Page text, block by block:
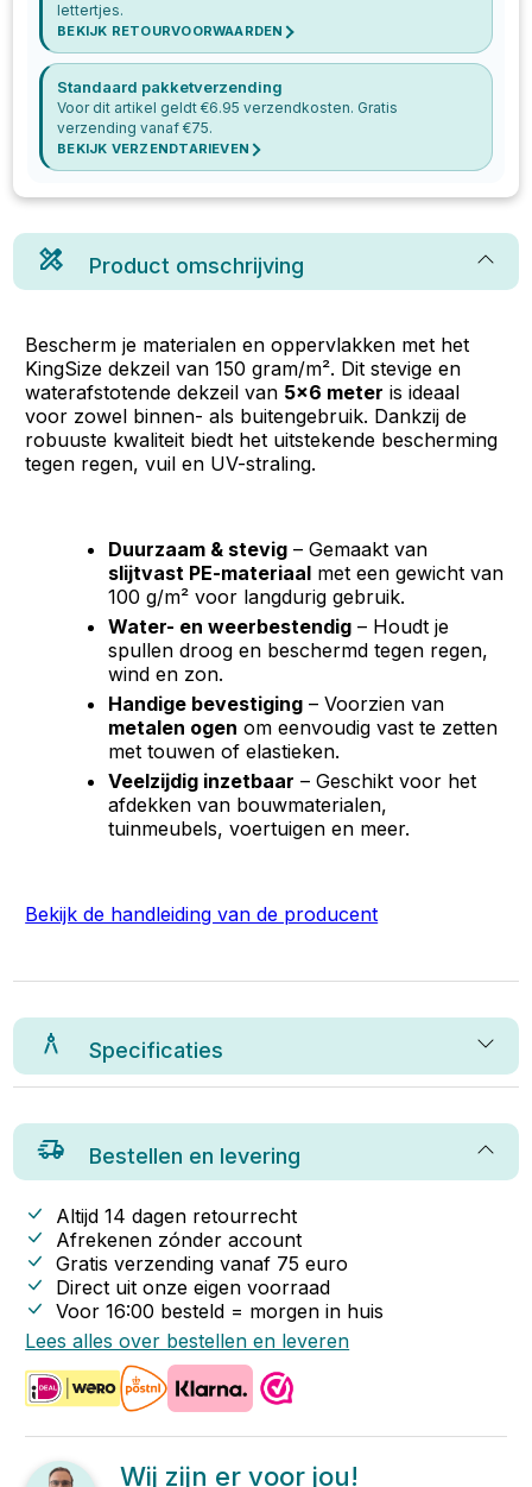
lettertjes.
BEKIJK RETOURVOORWAARDEN
Standaard pakketverzending
Voor dit artikel geldt €6.95 verzendkosten. Gratis
verzending vanaf €75.
BEKIJK VERZENDTARIEVEN
Product omschrijving
Bescherm je materialen en oppervlakken met het
KingSize dekzeil van 150 gram/m². Dit stevige en
waterafstotende dekzeil van 5x6 meter is ideaal
voor zowel binnen- als buitengebruik. Dankzij de
robuuste kwaliteit biedt het uitstekende bescherming
tegen regen, vuil en UV-straling.
Duurzaam & stevig – Gemaakt van
slijtvast PE-materiaal met een gewicht van
100 g/m² voor langdurig gebruik.
Water- en weerbestendig – Houdt je
spullen droog en beschermd tegen regen,
wind en zon.
Handige bevestiging – Voorzien van
metalen ogen om eenvoudig vast te zetten
met touwen of elastieken.
Veelzijdig inzetbaar – Geschikt voor het
afdekken van bouwmaterialen,
tuinmeubels, voertuigen en meer.
Bekijk de handleiding van de producent
Specificaties
Bestellen en levering
Altijd 14 dagen retourrecht
Afrekenen zónder account
Gratis verzending vanaf 75 euro
Direct uit onze eigen voorraad
Voor 16:00 besteld = morgen in huis
Lees alles over bestellen en leveren
Wij zijn er voor jou!